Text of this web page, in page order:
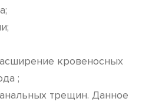
кровеносных
;
трещин. Данное